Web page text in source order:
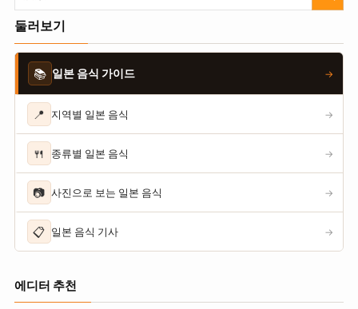
둘러보기
📚 일본 음식 가이드 →
📍 지역별 일본 음식 →
🍴 종류별 일본 음식 →
📷 사진으로 보는 일본 음식 →
📋 일본 음식 기사 →
에디터 추천